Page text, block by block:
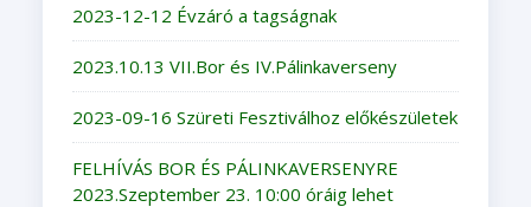
2023-12-12 Évzáró a tagságnak
2023.10.13 VII.Bor és IV.Pálinkaverseny
2023-09-16 Szüreti Fesztiválhoz előkészületek
FELHÍVÁS BOR ÉS PÁLINKAVERSENYRE
2023.Szeptember 23. 10:00 óráig lehet